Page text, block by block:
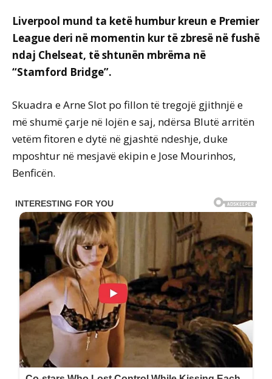
Liverpool mund ta ketë humbur kreun e Premier
League deri në momentin kur të zbresë në fushë
ndaj Chelseat, të shtunën mbrëma në
“Stamford Bridge”.
Skuadra e Arne Slot po fillon të tregojë gjithnjë e
më shumë çarje në lojën e saj, ndërsa Blutë arritën
vetëm fitoren e dytë në gjashtë ndeshje, duke
mposhtur në mesjavë ekipin e Jose Mourinhos,
Benficën.